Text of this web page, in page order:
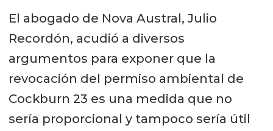
El abogado de Nova Austral, Julio
Recordón, acudió a diversos
argumentos para exponer que la
revocación del permiso ambiental de
Cockburn 23 es una medida que no
sería proporcional y tampoco sería útil